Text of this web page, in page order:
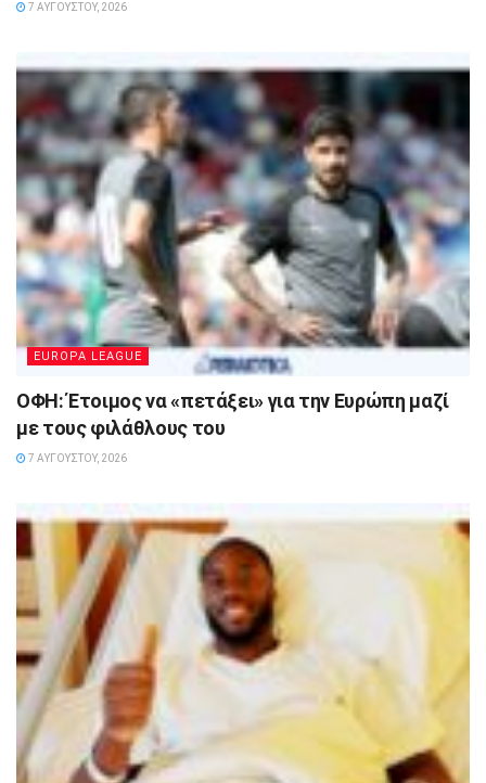
7 ΑΥΓΟΎΣΤΟΥ, 2026
EUROPA LEAGUE
ΟΦΗ: Έτοιμος να «πετάξει» για την Ευρώπη μαζί
με τους φιλάθλους του
7 ΑΥΓΟΎΣΤΟΥ, 2026